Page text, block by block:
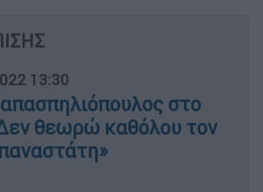
13:30
στο
θεωρώ καθόλου τον